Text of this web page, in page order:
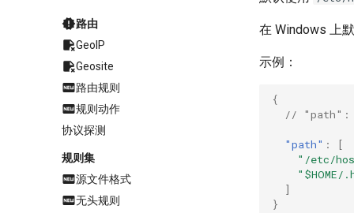
路由
GeoIP
Geosite
路由规则
规则动作
协议探测
规则集
源文件格式
无头规则
在 Windows 上
示例：
{
// "path":
"path" :
[
"/etc/
]
}